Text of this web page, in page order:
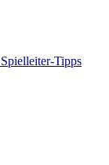
Tipps